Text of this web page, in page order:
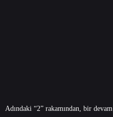
Adındaki “2” rakamından, bir